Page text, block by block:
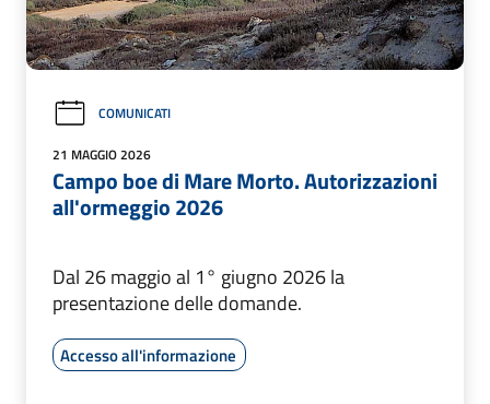
COMUNICATI
21 MAGGIO 2026
Campo boe di Mare Morto. Autorizzazioni
all'ormeggio 2026
Dal 26 maggio al 1° giugno 2026 la
presentazione delle domande.
Accesso all'informazione